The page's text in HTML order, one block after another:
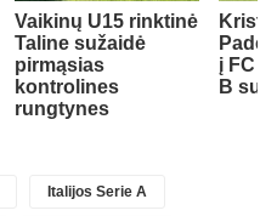
Vaikinų U15 rinktinė
Taline sužaidė
pirmąsias
kontrolines
rungtynes
į FC
B
Italijos Serie A